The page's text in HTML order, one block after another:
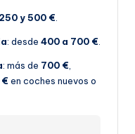
250 y 500 €
: desde 400 a 700 €
: más de 700 €
€ en coches nuevos o